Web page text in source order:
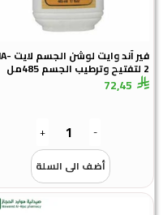
فير آند وايت لوشن الجسم لايت AHA-
72,45
+
أضف الى السلة